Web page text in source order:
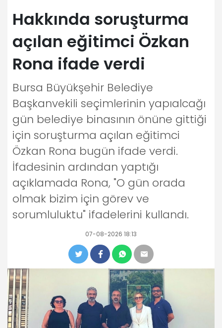
Hakkında soruşturma
açılan eğitimci Özkan
Rona ifade verdi
Bursa Büyükşehir Belediye
Başkanvekili seçimlerinin yapıalcağı
gün belediye binasının önüne gittiği
için soruşturma açılan eğitimci
Özkan Rona bugün ifade verdi.
İfadesinin ardından yaptığı
açıklamada Rona, "O gün orada
olmak bizim için görev ve
sorumluluktu" ifadelerini kullandı.
07-08-2026 18:13